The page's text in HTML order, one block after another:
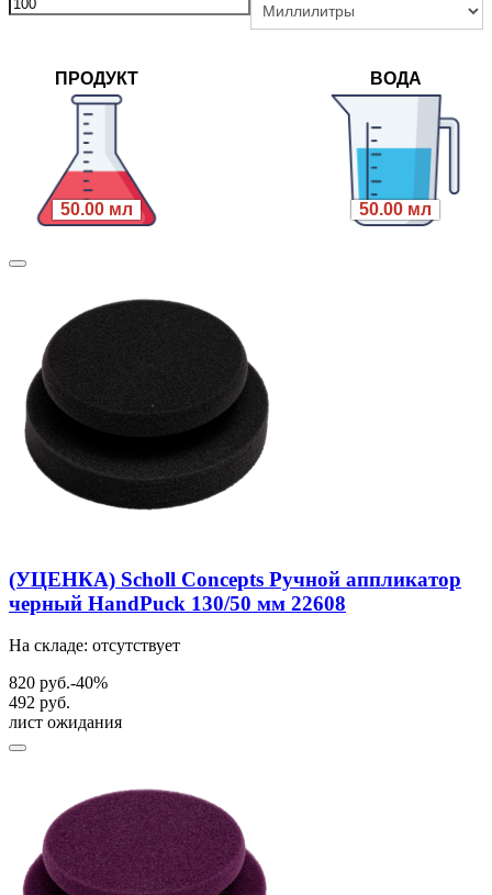
ПРОДУКТ
50.00 мл
ВОДА
50.00 мл
(УЦЕНКА) Scholl Concepts Ручной аппликатор
черный HandPuck 130/50 мм 22608
На складе: отсутствует
820 руб.-40%
492 руб.
лист ожидания